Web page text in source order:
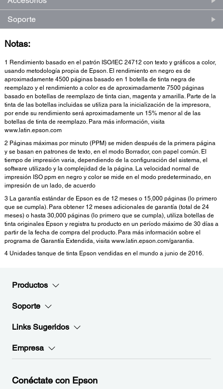
Soporte
Notas:
1 Rendimiento basado en el patrón ISO/IEC 24712 con texto y gráficos a color,
usando metodología propia de Epson. El rendimiento en negro es de
aproximadamente 4500 páginas basado en 1 botella de tinta negra de
reemplazo y el rendimiento a color es de aproximadamente 7500 páginas
basado en botellas de reemplazo de tinta cian, magenta y amarilla. Parte de la
tinta de las botellas incluidas se utiliza para la inicialización de la impresora,
por ende su rendimiento será aproximadamente un 15% menor al de las
botellas de tinta de reemplazo. Para más información, visita
www.latin.epson.com
2 Páginas máximas por minuto (PPM) se miden después de la primera página
y se basan en patrones de texto, en el modo Borrador, con papel común. El
tiempo de impresión varia, dependiendo de la configuración del sistema, el
software utilizado y la complejidad de la página. La velocidad normal de
impresión ISO ppm en negro y color se mide en el modo predeterminado, en
impresión de un lado, de acuerdo
3 La garantía estándar de Epson es de 12 meses o 15,000 páginas (lo primero
que se cumpla). Para obtener 12 meses adicionales de garantía (total de 24
meses) o hasta 30,000 páginas (lo primero que se cumpla), utiliza botellas de
tinta originales Epson y registra tu producto en un período máximo de 30 días a
partir de la fecha de compra del producto. Para más información sobre el
programa de Garantía Extendida, visita www.latin.epson.com/garantia.
4 Unidades tanque de tinta Epson vendidas en el mundo a junio de 2016.
Productos
Soporte
Links Sugeridos
Empresa
Conéctate con Epson